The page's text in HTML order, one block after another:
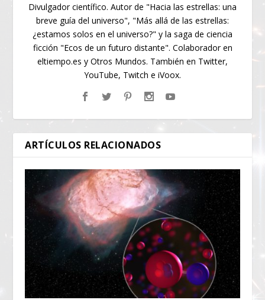
Divulgador científico. Autor de "Hacia las estrellas: una
breve guía del universo", "Más allá de las estrellas:
¿estamos solos en el universo?" y la saga de ciencia
ficción "Ecos de un futuro distante". Colaborador en
eltiempo.es y Otros Mundos. También en Twitter,
YouTube, Twitch e iVoox.
ARTÍCULOS RELACIONADOS